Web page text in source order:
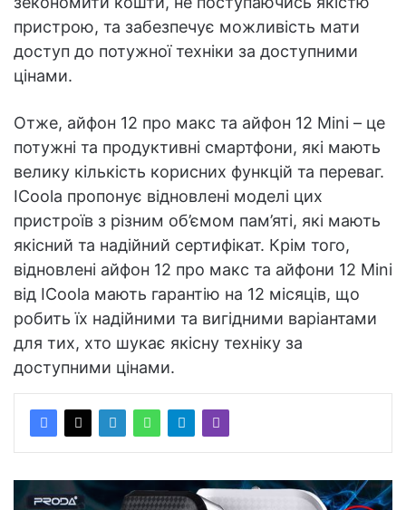
пристрою, та забезпечує можливість мати
доступ до потужної техніки за доступними
цінами.
Отже, айфон 12 про макс та айфон 12 Mini – це
потужні та продуктивні смартфони, які мають
велику кількість корисних функцій та переваг.
ICoola пропонує відновлені моделі цих
пристроїв з різним об’ємом пам’яті, які мають
якісний та надійний сертифікат. Крім того,
відновлені айфон 12 про макс та айфони 12 Mini
від ICoola мають гарантію на 12 місяців, що
робить їх надійними та вигідними варіантами
для тих, хто шукає якісну техніку за
доступними цінами.